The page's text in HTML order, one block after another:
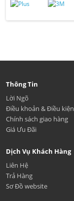
Thông Tin
Lời Ngõ
Điều khoản & Điều kiện
Chính sách giao hàng
Giá Ưu Đãi
Dịch Vụ Khách Hàng
Liên Hệ
Trả Hàng
Sơ Đồ website